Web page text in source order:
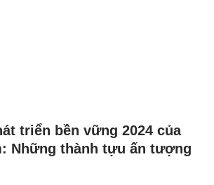
triển bền vững 2024 của
Những thành tựu ấn tượng